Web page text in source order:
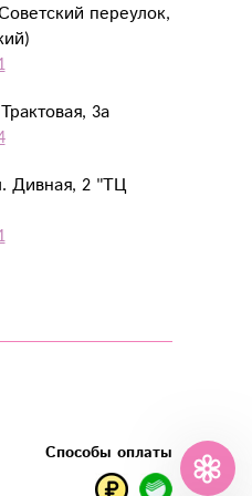
переулок,
3а
Дивная, 2 "ТЦ
Способы оплаты